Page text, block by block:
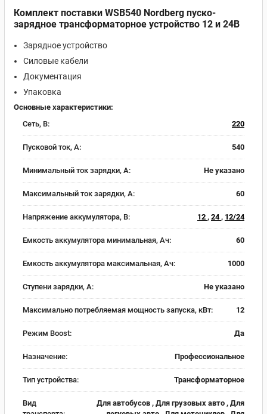
Комплект поставки WSB540 Nordberg пуско-
зарядное трансформаторное устройство 12 и 24В
Зарядное устройство
Силовые кабели
Документация
Упаковка
Основные характеристики:
Сеть, В:
220
Пусковой ток, A: 540
Минимальный ток зарядки, А: Не указано
Максимальный ток зарядки, А: 60
Напряжение аккумулятора, В: 12 , 24, 12/24
Емкость аккумулятора минимальная, Ач: 60
Емкость аккумулятора максимальная, Ач: 1000
Ступени зарядки, А: Не указано
Максимально потребляемая мощность запуска, кВт: 12
Режим Boost: Да
Назначение: Профессиональное
Тип устройства: Трансформаторное
Вид
Для автобусов , Для грузовых авто , Для